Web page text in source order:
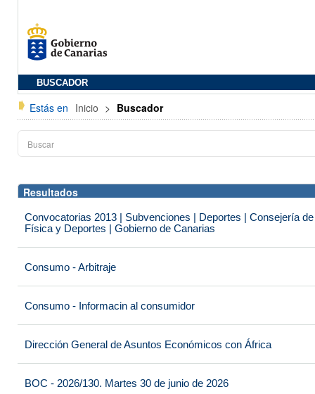
BUSCADOR
Estás en Inicio > Buscador
Resultados
Convocatorias 2013 | Subvenciones | Deportes | Consejería
Física y Deportes | Gobierno de Canarias
Consumo - Arbitraje
Consumo - Informacin al consumidor
Dirección General de Asuntos Económicos con África
BOC - 2026/130. Martes 30 de junio de 2026